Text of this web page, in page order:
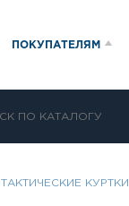
ПОКУПАТЕЛЯМ
ТАКТИЧЕСКИЕ